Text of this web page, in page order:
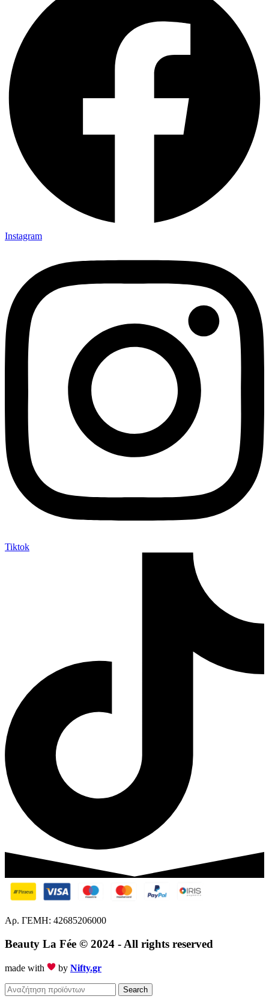
Instagram
Tiktok
Αρ. ΓΕΜΗ: 42685206000
Beauty La Fée © 2024 - All rights reserved
made with by Nifty.gr
Search